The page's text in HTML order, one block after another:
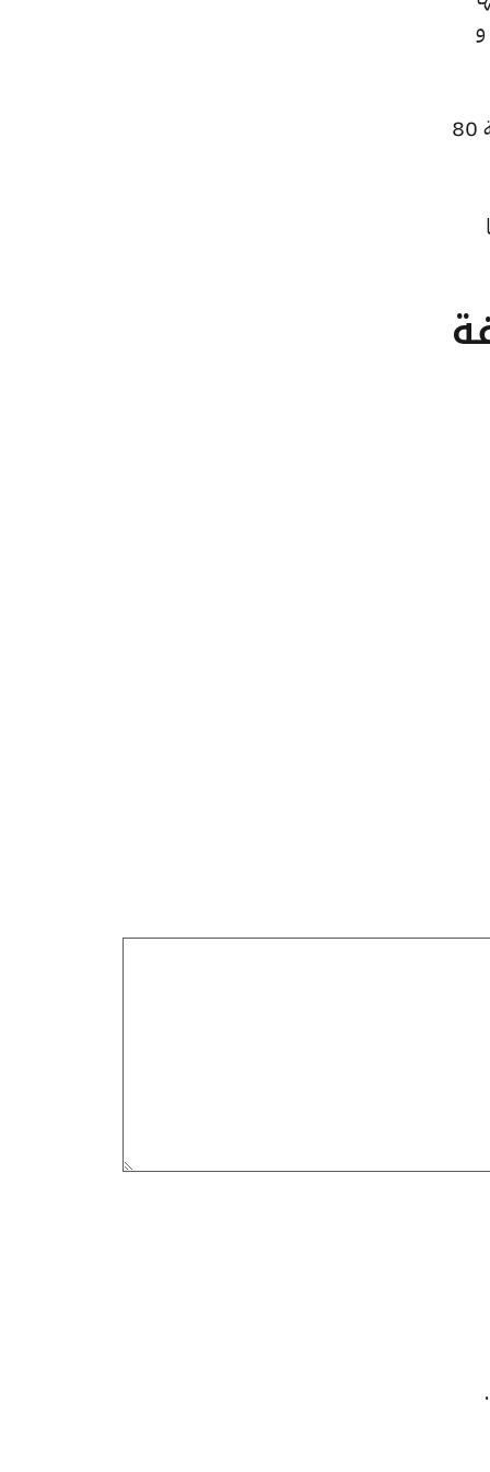
و
كما ارتفع سعر الجنيه الذهب ليصل إلى 53400 جنيهًا للبيع و53000 جنيهًا للشراء، بعد زيادة بقيمة 80